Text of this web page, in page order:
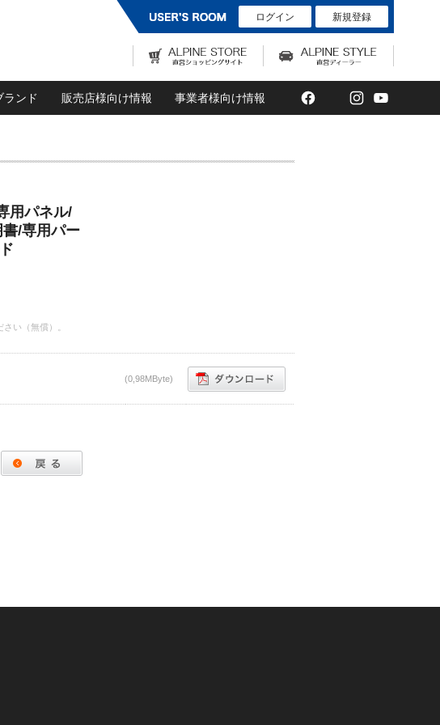
ログイン 新規登録
ランド 販売店様向け情報 事業者様向け情報 Facebook
TwitterInstagram
用パネル/
/専用パー
い（無償）。
(0,98MByte)